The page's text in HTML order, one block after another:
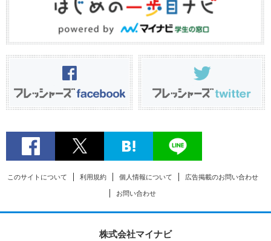
このサイトについて 利用規約 個人情報について 広告掲載のお問い合わせ
お問い合わせ
株式会社マイナビ